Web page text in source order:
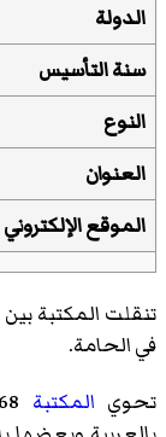
الدولة
سنة التأسيس
النوع
العنوان
الموقع الإلكتروني
تنقلت المكتبة
في الحامة.
تحوي المكتبة